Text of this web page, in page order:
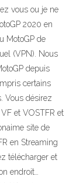
vous ou je ne
2020 en
MotoGP de
(VPN). Nous
depuis
certains
Vous désirez
et VOSTFR et
site de
en Streaming
télécharger et
endroit…